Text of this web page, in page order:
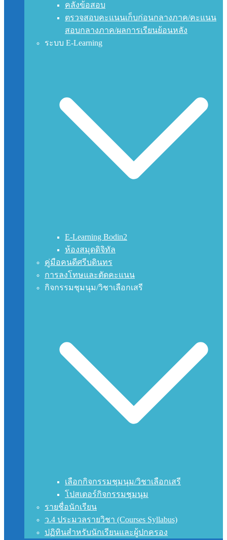
คลังข้อสอบ
ตรวจสอบคะแนนเก็บก่อนกลางภาค/คะแนน
สอบกลางภาค/ผลการเรียนย้อนหลัง
ระบบ E-Learning
E-Learning Bodin2
ห้องสมุดดิจิทัล
คู่มือคนดีศรีบดินทร
การลงโทษและตัดคะแนน
กิจกรรมชุมนุม/วิชาเลือกเสรี
เลือกกิจกรรมชุมนุม/วิชาเลือกเสรี
โปสเตอร์กิจกรรมชุมนุม
รายชื่อนักเรียน
ว.4 ประมวลรายวิชา (Courses Syllabus)
ปฏิทินสำหรับนักเรียนและผู้ปกครอง